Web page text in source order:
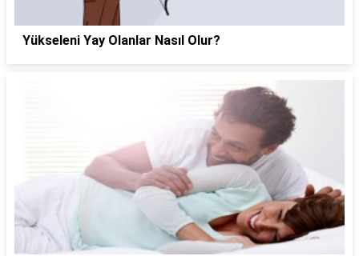
Yükseleni Yay Olanlar Nasıl Olur?